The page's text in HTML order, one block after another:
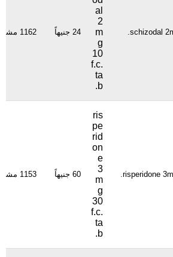
al
2
m
g
10
f.c.
ta
b.
24 جنيهاً 1162 مشاهدة
ris
pe
rid
on
e
3
m
g
30
f.c.
ta
b.
60 جنيهاً 1153 مشاهدة